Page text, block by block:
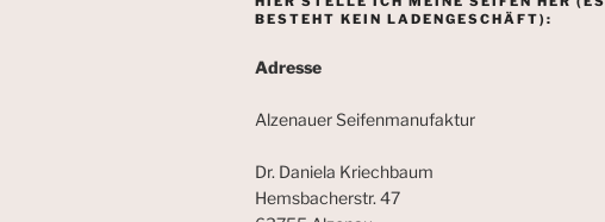
BESTEHT KEIN LADENGESCHÄFT):
Adresse
Alzenauer Seifenmanufaktur
Dr. Daniela Kriechbaum
Hemsbacherstr. 47